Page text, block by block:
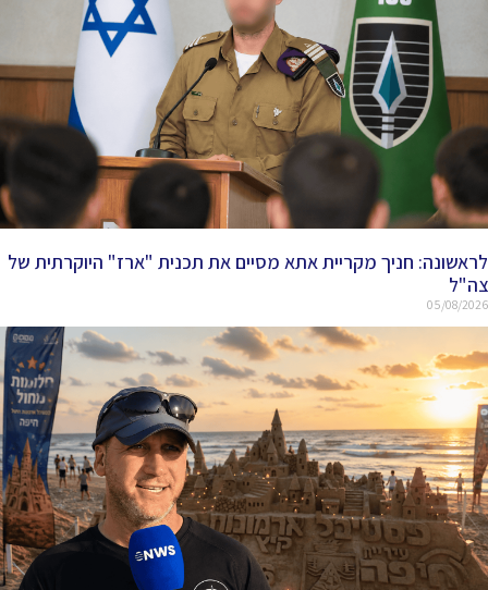
לראשונה: חניך מקריית אתא מסיים את תכנית "ארז" היוקרתית של
צה"ל
05/08/2026